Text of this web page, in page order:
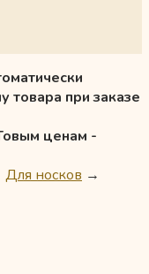
товара при заказе
ценам -
Для носков →